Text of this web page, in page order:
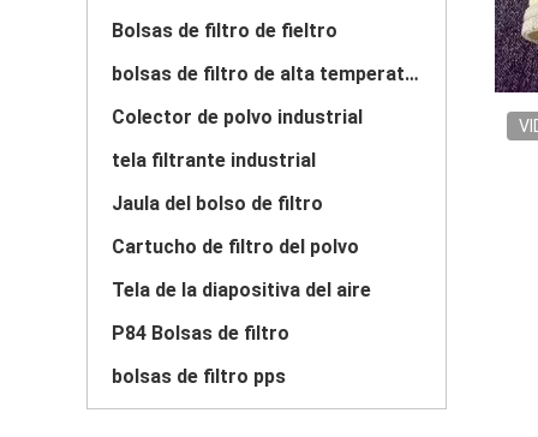
Bolsas de filtro de fieltro
bolsas de filtro de alta temperatura
Colector de polvo industrial
tela filtrante industrial
Jaula del bolso de filtro
Cartucho de filtro del polvo
Tela de la diapositiva del aire
P84 Bolsas de filtro
bolsas de filtro pps